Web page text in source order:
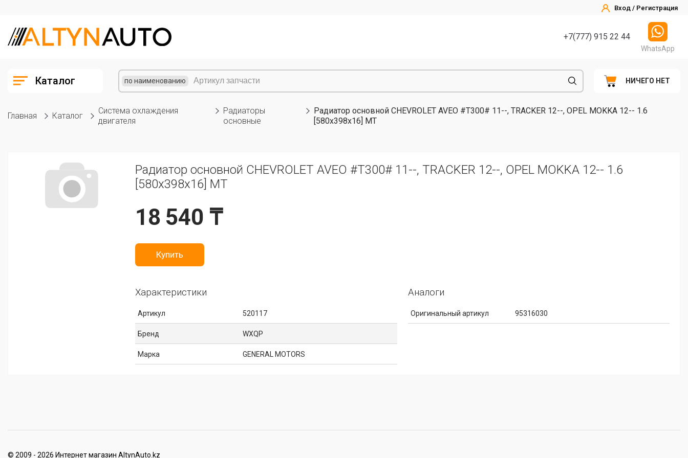
Вход / Регистрация
+7(777) 915 22 44
WhatsApp
Каталог по наименованию НИЧЕГО НЕТ
Главная Каталог
Система охлаждения
двигателя
Радиаторы
основные
Радиатор основной CHEVROLET AVEO #T300# 11--, TRACKER 12--, OPEL MOKKA 12-- 1.6
[580x398x16] MT
Радиатор основной CHEVROLET AVEO #T300# 11--, TRACKER 12--, OPEL MOKKA 12-- 1.6
[580x398x16] MT
18 540 ₸
Купить
Характеристики
Артикул 520117
Бренд WXQP
Марка GENERAL MOTORS
Аналоги
Оригинальный артикул 95316030
© 2009 - 2026 Интернет магазин AltynAuto.kz